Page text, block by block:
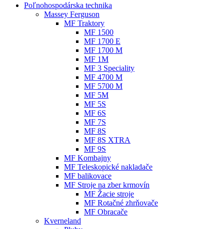
Poľnohospodárska technika
Massey Ferguson
MF Traktory
MF 1500
MF 1700 E
MF 1700 M
MF 1M
MF 3 Speciality
MF 4700 M
MF 5700 M
MF 5M
MF 5S
MF 6S
MF 7S
MF 8S
MF 8S XTRA
MF 9S
MF Kombajny
MF Teleskopické nakladače
MF balikovace
MF Stroje na zber krmovín
MF Žacie stroje
MF Rotačné zhrňovače
MF Obracače
Kverneland